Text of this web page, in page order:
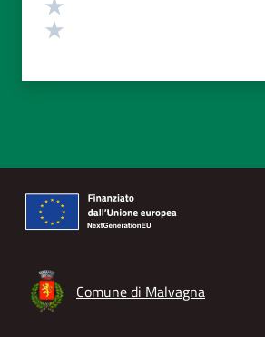
Comune di Malvagna